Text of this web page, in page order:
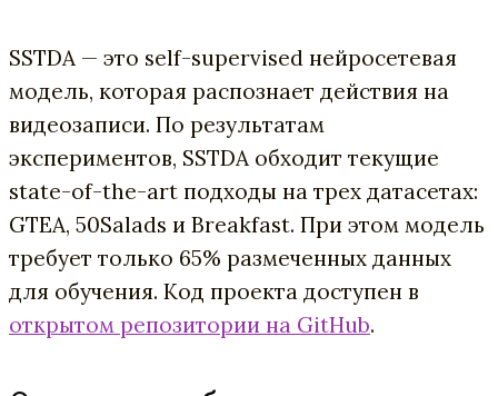
SSTDA — это self-supervised нейросетевая
модель, которая распознает действия на
видеозаписи. По результатам
экспериментов, SSTDA обходит текущие
state-of-the-art подходы на трех датасетах:
GTEA, 50Salads и Breakfast. При этом модель
требует только 65% размеченных данных
для обучения. Код проекта доступен в
открытом репозитории на GitHub.